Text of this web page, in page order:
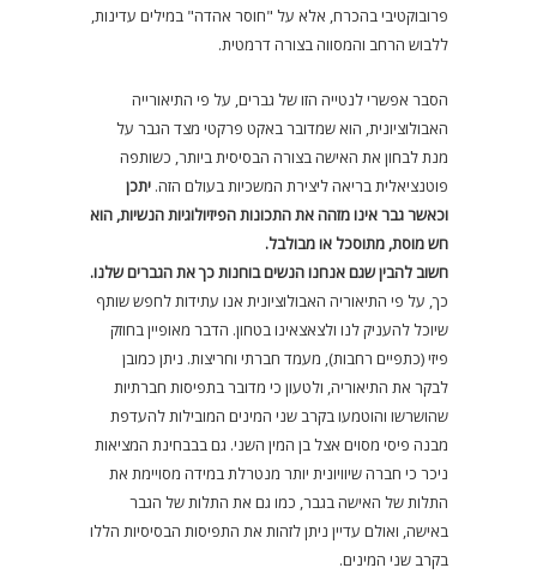
פרובוקטיבי בהכרח, אלא על "חוסר אהדה" במילים עדינות,
ללבוש הרחב והמסווה בצורה דרמטית.
הסבר אפשרי לנטייה הזו של גברים, על פי התיאורייה
האבולוציונית, הוא שמדובר באקט פרקטי מצד הגבר על
מנת לבחון את האישה בצורה הבסיסית ביותר, כשותפה
פוטנציאלית בריאה ליצירת המשכיות בעולם הזה. יתכן
וכאשר גבר אינו מזהה את התכונות הפיזיולוגיות הנשיות, הוא
חש מוסת, מתוסכל או מבולבל.
חשוב להבין שגם אנחנו הנשים בוחנות כך את הגברים שלנו.
כך, על פי התיאוריה האבולוציונית אנו עתידות לחפש שותף
שיוכל להעניק לנו ולצאצאינו בטחון. הדבר מאופיין בחוזק
פיזי (כתפיים רחבות), מעמד חברתי וחריצות. ניתן כמובן
לבקר את התיאוריה, ולטעון כי מדובר בתפיסות חברתיות
שהושרשו והוטמעו בקרב שני המינים המובילות להעדפת
מבנה פיסי מסוים אצל בן המין השני. גם בבבחינת המציאות
ניכר כי חברה שיוויונית יותר מנטרלת במידה מסויימת את
התלות של האישה בגבר, כמו גם את התלות של הגבר
באישה, ואולם עדיין ניתן לזהות את התפיסות הבסיסיות הללו
בקרב שני המינים.